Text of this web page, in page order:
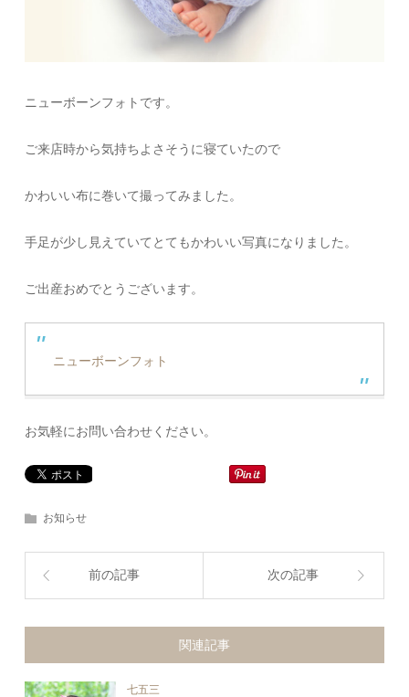
ニューボーンフォトです。
ご来店時から気持ちよさそうに寝ていたので
かわいい布に巻いて撮ってみました。
手足が少し見えていてとてもかわいい写真になりました。
ご出産おめでとうございます。
ニューボーンフォト
お気軽にお問い合わせください。
お知らせ
前の記事 次の記事
関連記事
七五三